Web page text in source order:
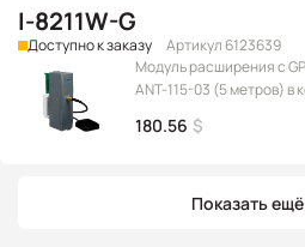
I-8211W-G
Доступно к заказу
Артикул 6123639
Модуль расширения с
ANT-115-03 (5 метров) в
180.56 $
Показать ещё